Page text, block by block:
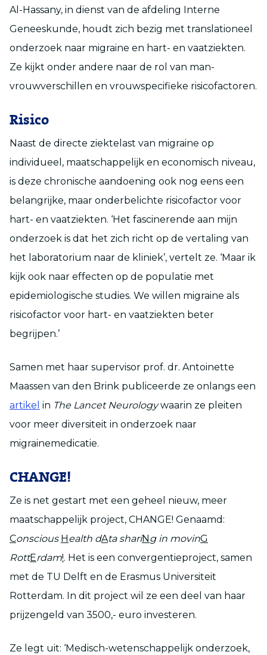
Al-Hassany, in dienst van de afdeling Interne
Geneeskunde, houdt zich bezig met translationeel
onderzoek naar migraine en hart- en vaatziekten.
Ze kijkt onder andere naar de rol van man-
vrouwverschillen en vrouwspecifieke risicofactoren.
Risico
Naast de directe ziektelast van migraine op
individueel, maatschappelijk en economisch niveau,
is deze chronische aandoening ook nog eens een
belangrijke, maar onderbelichte risicofactor voor
hart- en vaatziekten. ‘Het fascinerende aan mijn
onderzoek is dat het zich richt op de vertaling van
het laboratorium naar de kliniek’, vertelt ze. ‘Maar ik
kijk ook naar effecten op de populatie met
epidemiologische studies. We willen migraine als
risicofactor voor hart- en vaatziekten beter
begrijpen.’
Samen met haar supervisor prof. dr. Antoinette
Maassen van den Brink publiceerde ze onlangs een
artikel in The Lancet Neurologywaarin ze pleiten
voor meer diversiteit in onderzoek naar
migrainemedicatie.
CHANGE!
Ze is net gestart met een geheel nieuw, meer
maatschappelijk project, CHANGE! Genaamd:
Conscious Health dAta shariNg in movinG
RottErdam!. Het is een convergentieproject, samen
met de TU Delft en de Erasmus Universiteit
Rotterdam. In dit project wil ze een deel van haar
prijzengeld van 3500,- euro investeren.
Ze legt uit: ‘Medisch-wetenschappelijk onderzoek,